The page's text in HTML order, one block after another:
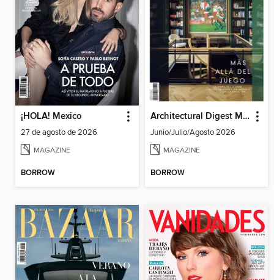
¡HOLA! Mexico
27 de agosto de 2026
MAGAZINE
BORROW
Architectural Digest Mexico
Junio/Julio/Agosto 2026
MAGAZINE
BORROW